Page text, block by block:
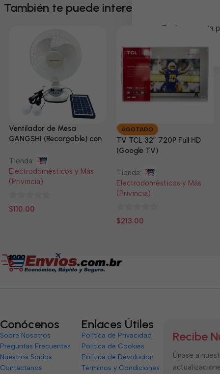
También te puede interesar
Ventilador de Mesa
GANGSHI (Recargable) con
Tienda:
Electrodomésticos y Más
(Privincia)
0
$110.00
AGOTADO
TV TCL 32” 720P Full HD
(Google TV)
Tienda:
Electrodomésticos y Más
(Privincia)
0
$213.00
Conócenos
Sobre Nosotros
Preguntas Frecuentes
Nuestros Socios
Contáctanos
Enlaces Útiles
Política de Privacidad
Política de Cookies
Política de Devolución
Términos y Condiciones
Recibe
Únase a
Em breve, esta